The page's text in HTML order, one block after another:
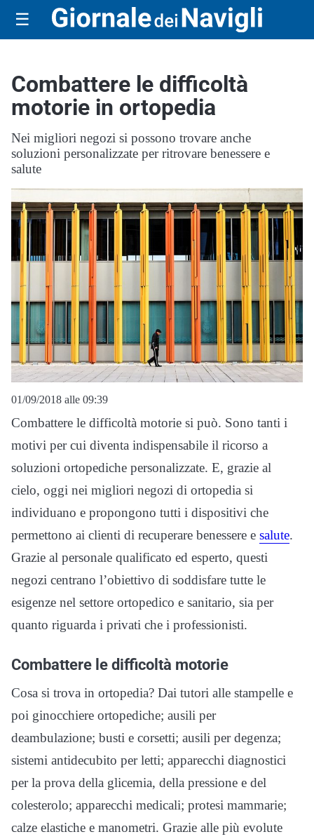
☰
Combattere le difficoltà
motorie in ortopedia
Nei migliori negozi si possono trovare anche
soluzioni personalizzate per ritrovare benessere e
salute
01/09/2018 alle 09:39
Combattere le difficoltà motorie si può. Sono tanti i
motivi per cui diventa indispensabile il ricorso a
soluzioni ortopediche personalizzate. E, grazie al
cielo, oggi nei migliori negozi di ortopedia si
individuano e propongono tutti i dispositivi che
permettono ai clienti di recuperare benessere e salute.
Grazie al personale qualificato ed esperto, questi
negozi centrano l’obiettivo di soddisfare tutte le
esigenze nel settore ortopedico e sanitario, sia per
quanto riguarda i privati che i professionisti.
Combattere le difficoltà motorie
Cosa si trova in ortopedia? Dai tutori alle stampelle e
poi ginocchiere ortopediche; ausili per
deambulazione; busti e corsetti; ausili per degenza;
sistemi antidecubito per letti; apparecchi diagnostici
per la prova della glicemia, della pressione e del
colesterolo; apparecchi medicali; protesi mammarie;
calze elastiche e manometri. Grazie alle più evolute